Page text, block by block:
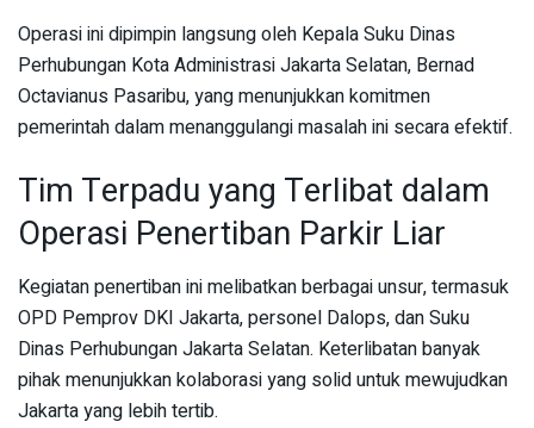
Operasi ini dipimpin langsung oleh Kepala Suku Dinas
Perhubungan Kota Administrasi Jakarta Selatan, Bernad
Octavianus Pasaribu, yang menunjukkan komitmen
pemerintah dalam menanggulangi masalah ini secara efektif.
Tim Terpadu yang Terlibat dalam
Operasi Penertiban Parkir Liar
Kegiatan penertiban ini melibatkan berbagai unsur, termasuk
OPD Pemprov DKI Jakarta, personel Dalops, dan Suku
Dinas Perhubungan Jakarta Selatan. Keterlibatan banyak
pihak menunjukkan kolaborasi yang solid untuk mewujudkan
Jakarta yang lebih tertib.